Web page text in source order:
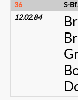
36
S-
12.02.84